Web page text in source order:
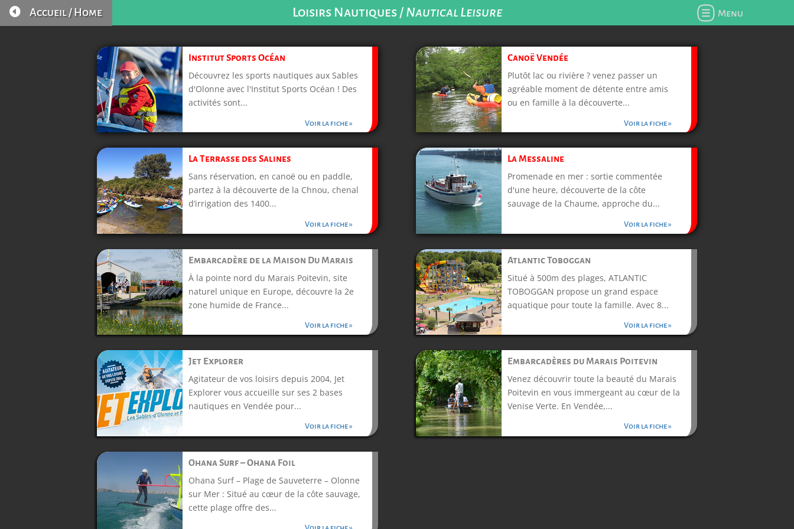
Loisirs Nautiques / Nautical Leisure
 Accueil / Home Menu
Institut Sports Océan
Découvrez les sports nautiques aux Sables
d'Olonne avec l'Institut Sports Océan ! Des
activités sont...
Voir la fiche »
Canoë Vendée
Plutôt lac ou rivière ? venez passer un
agréable moment de détente entre amis
ou en famille à la découverte...
Voir la fiche »
La Terrasse des Salines
Sans réservation, en canoë ou en paddle,
partez à la découverte de la Chnou, chenal
d’irrigation des 1400...
Voir la fiche »
La Messaline
Promenade en mer : sortie commentée
d'une heure, découverte de la côte
sauvage de la Chaume, approche du...
Voir la fiche »
Embarcadère de la Maison Du Marais
À la pointe nord du Marais Poitevin, site
naturel unique en Europe, découvre la 2e
zone humide de France...
Voir la fiche »
Atlantic Toboggan
Situé à 500m des plages, ATLANTIC
TOBOGGAN propose un grand espace
aquatique pour toute la famille. Avec 8...
Voir la fiche »
Jet Explorer
Agitateur de vos loisirs depuis 2004, Jet
Explorer vous accueille sur ses 2 bases
nautiques en Vendée pour...
Voir la fiche »
Embarcadères du Marais Poitevin
Venez découvrir toute la beauté du Marais
Poitevin en vous immergeant au cœur de la
Venise Verte. En Vendée,...
Voir la fiche »
Ohana Surf – Ohana Foil
Ohana Surf – Plage de Sauveterre – Olonne
sur Mer : Situé au cœur de la côte sauvage,
cette plage offre des...